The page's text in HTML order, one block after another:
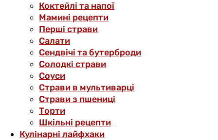
Коктейлі та напої
Мамині рецепти
Перші страви
Салати
Сендвічі та бутерброди
Солодкі страви
Соуси
Страви в мультиварці
Страви з пшениці
Торти
Шкільні рецепти
Кулінарні лайфхаки